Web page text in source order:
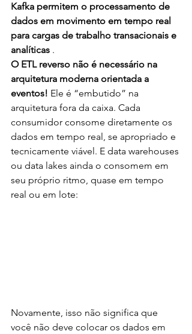
Kafka permitem o processamento de
dados em movimento em tempo real
para cargas de trabalho transacionais e
analíticas .
O ETL reverso não é necessário na
arquitetura moderna orientada a
eventos! Ele é “embutido” na
arquitetura fora da caixa. Cada
consumidor consome diretamente os
dados em tempo real, se apropriado e
tecnicamente viável. E data warehouses
ou data lakes ainda o consomem em
seu próprio ritmo, quase em tempo
real ou em lote:
Novamente, isso não significa que
você não deve colocar os dados em